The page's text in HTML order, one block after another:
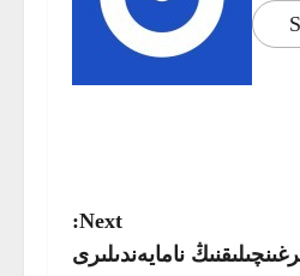
Next:
نامايەندىلىرى